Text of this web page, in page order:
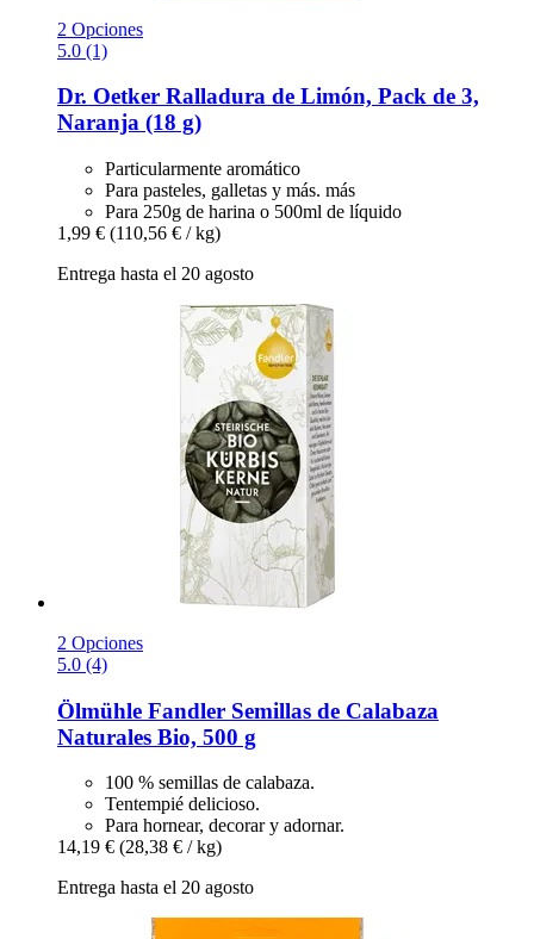
2 Opciones
5.0 (1)
Dr. Oetker Ralladura de Limón, Pack de 3,
Naranja (18 g)
Particularmente aromático
Para pasteles, galletas y más. más
Para 250g de harina o 500ml de líquido
1,99 € (110,56 € / kg)
Entrega hasta el 20 agosto
2 Opciones
5.0 (4)
Ölmühle Fandler Semillas de Calabaza
Naturales Bio, 500 g
100 % semillas de calabaza.
Tentempié delicioso.
Para hornear, decorar y adornar.
14,19 € (28,38 € / kg)
Entrega hasta el 20 agosto